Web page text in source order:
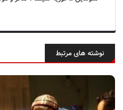
نوشته های مرتبط